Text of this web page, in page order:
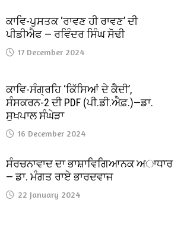
ਕਾਵਿ-ਪੁਸਤਕ ‘ਰਾਵਣ ਹੀ ਰਾਵਣ’ ਦੀ
ਪੀਡੀਐਫ — ਰਵਿੰਦਰ ਸਿੰਘ ਸੋਢੀ
17 December 2024
ਕਾਵਿ-ਸੰਗ੍ਰਹਿ ‘ਕਿੱਸਿਆਂ ਦੇ ਕੈਦੀ’,
ਸੰਸਕਰਨ-2 ਦੀ PDF (ਪੀ.ਡੀ.ਐਫ਼.)—ਡਾ.
ਸੁਖਪਾਲ ਸੰਘੇੜਾ
16 December 2024
ਸੰਰਚਨਾਵਾਦ ਦਾ ਭਾਸ਼ਾਵਿਗਿਆਨਕ ਅਾਧਾਰ
— ਡਾ. ਮੰਗਤ ਰਾਏ ਭਾਰਦਵਾਜ
22 January 2024